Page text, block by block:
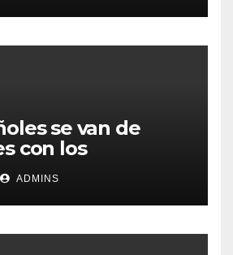
se van de
con los
hasta un 21%
que el año pasado
disparados
ADMINS